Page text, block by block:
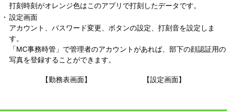
打刻時刻がオレンジ色はこのアプリで打刻したデータです。
・ 設定画面
アカウント、パスワード変更、ボタンの設定、打刻音を設定しま
す。
「MC事務時管」で管理者のアカウントがあれば、部下の顔認証用の
写真を登録することができます。
【勤務表画面】 【設定画面】